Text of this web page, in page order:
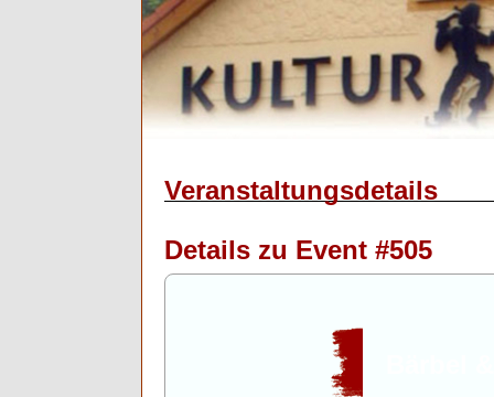
Veranstaltungsdetails
Details zu Event #505